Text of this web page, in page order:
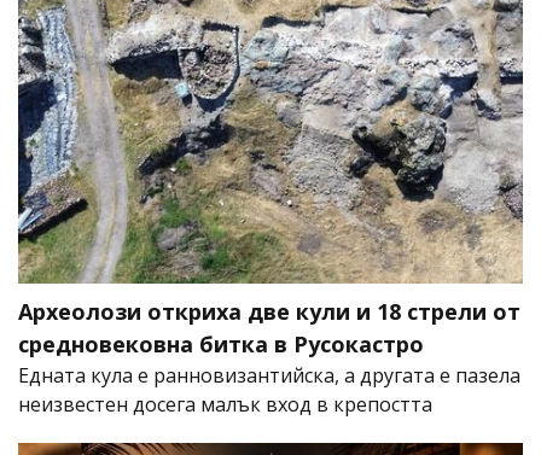
Археолози откриха две кули и 18 стрели от
средновековна битка в Русокастро
Едната кула е ранновизантийска, а другата е пазела
неизвестен досега малък вход в крепостта